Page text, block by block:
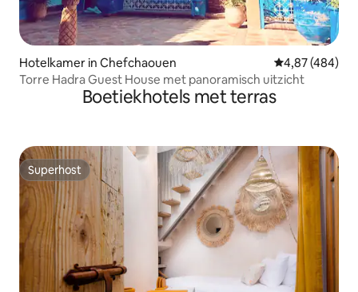
Hotelkamer in Chefchaouen Gemiddelde
4,87 (484)
Torre Hadra Guest House met panoramisch uitzicht
Boetiekhotels met terras
Superhost
Superhost